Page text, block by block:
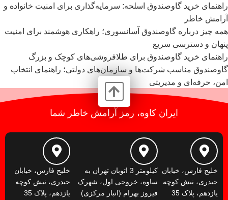
راهنمای خرید گاوصندوق اسلحه: سرمایه‌گذاری برای امنیت خانواده و
آرامش خاطر
همه چیز درباره گاوصندوق آسانسوری؛ راهکاری هوشمند برای امنیت
پنهان و دسترسی سریع
راهنمای خرید گاوصندوق برای طلافروشی‌های کوچک و بزرگ
گاوصندوق مناسب شرکت‌ها و سازمان‌های دولتی؛ راهنمای انتخاب
امن، حرفه‌ای و مدیریتی
ایران کاوه، رمز آرامش خاطر شما
خلیج فارس، خیابان
حیدری، نبش کوچه
یازدهم، پلاک 35
کیلومتر 3 اتوبان تهران به
ساوه، خروجی اول، شهرک
فیروز بهرام (انبار مرکزی)
خلیج فارس، خیابان
حیدری، نبش کوچه
یازدهم، پلاک 35